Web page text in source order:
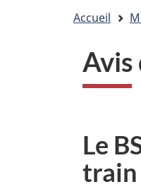
Accueil
Avis
Le
train